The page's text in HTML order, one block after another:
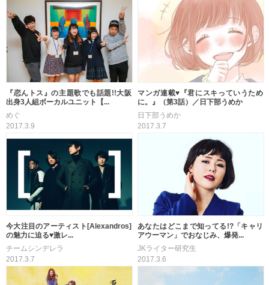
『恋んトス』の主題歌でも話題!!大阪
出身3人組ボーカルユニット【...
めぐ
2017.3.9
マンガ連載♥『君にスキっていうため
に。』（第3話）／日下部うめか
日下部うめか
2017.3.7
今大注目のアーティスト[Alexandros]
の魅力に迫る♥激レ...
チームシンデレラ
2017.3.7
あなたはどこまで知ってる!?「キャリ
アウーマン」でおなじみ、爆発...
JKライター研究生
2017.3.6